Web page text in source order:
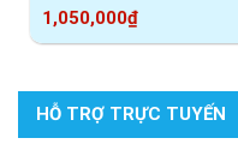
1,050,000₫
HỖ TRỢ TRỰC TUYẾN